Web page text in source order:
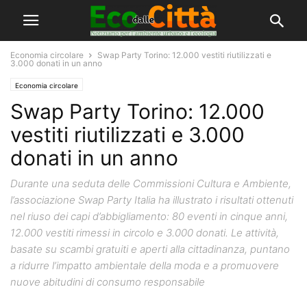
Economia circolare
Swap Party Torino: 12.000 vestiti riutilizzati e
3.000 donati in un anno
Economia circolare
Swap Party Torino: 12.000
vestiti riutilizzati e 3.000
donati in un anno
Durante una seduta delle Commissioni Cultura e Ambiente,
l’associazione Swap Party Italia ha illustrato i risultati ottenuti
nel riuso dei capi d’abbigliamento: 80 eventi in cinque anni,
12.000 vestiti rimessi in circolo e 3.000 donati. Le attività,
basate su scambi gratuiti e aperti alla cittadinanza, puntano
a ridurre l’impatto ambientale della moda e a promuovere
nuove abitudini di consumo responsabile